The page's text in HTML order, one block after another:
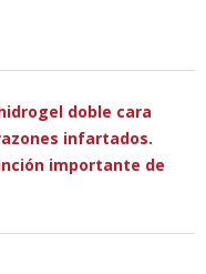
doble cara
infartados.
importante de